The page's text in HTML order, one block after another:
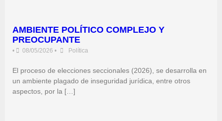
AMBIENTE POLÍTICO COMPLEJO Y
PREOCUPANTE
• 08/05/2026 • Política
El proceso de elecciones seccionales (2026), se desarrolla en
un ambiente plagado de inseguridad jurídica, entre otros
aspectos, por la […]